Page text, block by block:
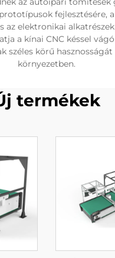
fejlesztésére,
az elektronikai
a kínai CNC késsel
széles körű
környezetben.
termékek